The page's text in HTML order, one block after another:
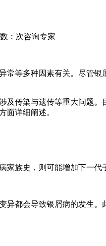
： 次咨询专家
常等多种因素有关。尽管
及传染与遗传等重大问题
面详细阐述。
族史，则可能增加下一
异都会导致银屑病的发生